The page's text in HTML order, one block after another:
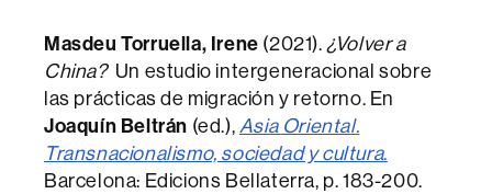
Masdeu Torruella, Irene (2021). ¿Volver a
China? Un estudio intergeneracional sobre
las prácticas de migración y retorno. En
Joaquín Beltrán (ed.), Asia Oriental.
Transnacionalismo, sociedad y cultura.
Barcelona: Edicions Bellaterra, p. 183-200.